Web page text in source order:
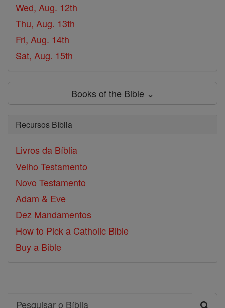
Wed, Aug. 12th
Thu, Aug. 13th
Fri, Aug. 14th
Sat, Aug. 15th
Books of the Bible ⌄
Recursos Bíblia
Livros da Bíblia
Velho Testamento
Novo Testamento
Adam & Eve
Dez Mandamentos
How to Pick a Catholic Bible
Buy a Bible
Search